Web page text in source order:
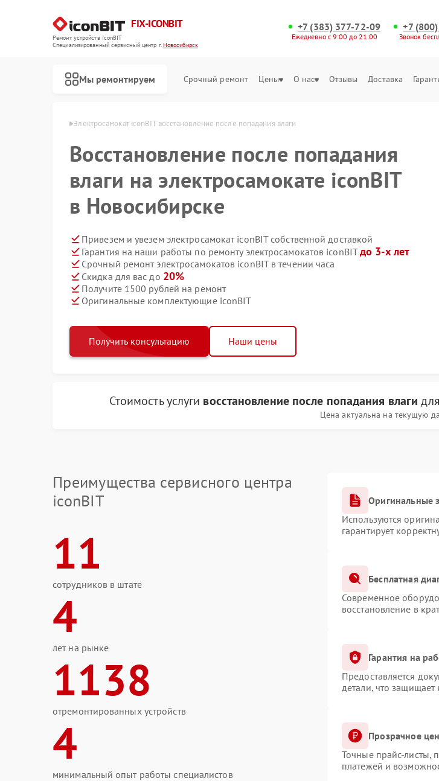
FIX-ICONBIT
Ремонт устройств iconBIT
Специализированный cервисный центр г.Новосибирск
+7 (383) 377-72-09
Ежедневно с 9:00 до 21:00
+7
Звонок
Мы ремонтируем Срочный ремонт Цены О нас Отзывы Доставка
в Новосибирске Электросамокат iconBIT восстановление после попадания влаги
Восстановление после попадания
влаги на электросамокате iconBIT
в Новосибирске
Привезем и увезем электросамокат iconBIT собственной доставкой
Гарантия на наши работы по ремонту электросамокатов iconBITдо 3-х лет
Срочный ремонт электросамокатов iconBIT в течении часа
Скидка для вас до 20%
Получите 1500 рублей на ремонт
Оригинальные комплектующие iconBIT
Получить консультацию Наши цены
Стоимость услуги восстановление после попадания влаги
Цена актуальна на текущую
Преимущества сервисного центра
iconBIT
11
сотрудников в штате
4
лет на рынке
1138
отремонтированных устройств
4
минимальный опыт работы специалистов
Оригинальные
Используются
гарантирует
Бесплатная
Современное
восстановление в
Гарантия на
Предоставляется
детали, что защищает
Прозрачное
Точные прайс-листы,
платежей и